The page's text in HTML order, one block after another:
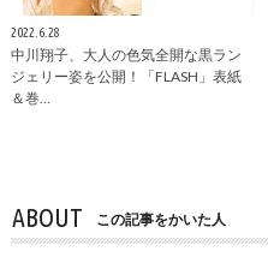
2022.6.28
中川翔子、大人の色気全開な黒ラン
ジェリー姿を公開！「FLASH」表紙
＆巻…
ABOUT この記事をかいた人